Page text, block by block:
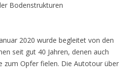
Bodenstrukturen
2020 wurde begleitet von den
seit gut 40 Jahren, denen auch
zum Opfer fielen. Die Autotour über